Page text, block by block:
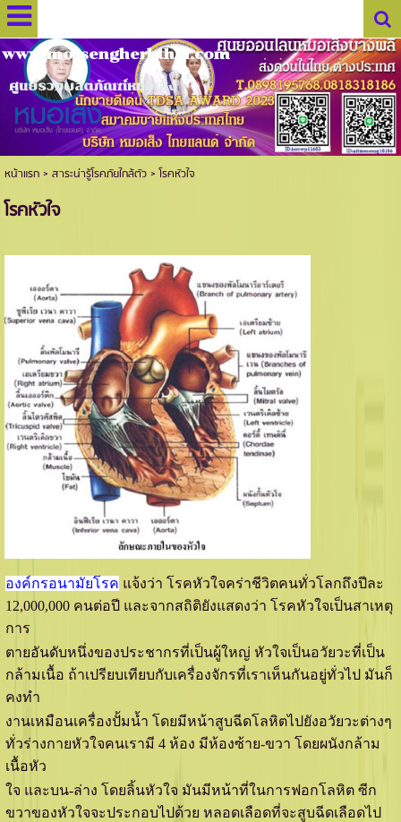
www.morsengherbthai.com
ศูนย์รวมผลิตภัณฑ์หมอเส็ง
หน้าแรก> สาระน่ารู้โรคภัยใกล้ตัว>โรคหัวใจ
โรคหัวใจ
องค์กรอนามัยโรค แจ้งว่า โรคหัวใจคร่าชีวิตคนทั่วโลกถึงปีละ
12,000,000 คนต่อปี และจากสถิติยังแสดงว่า โรคหัวใจเป็นสาเหตุ
การ
ตายอันดับหนึ่งของประชากรที่เป็นผู้ใหญ่ หัวใจเป็นอวัยวะที่เป็น
กล้ามเนื้อ ถ้าเปรียบเทียบกับเครื่องจักรที่เราเห็นกันอยู่ทั่วไป มันก็
คงทำ
งานเหมือนเครื่องปั้มนํ้า โดยมีหน้าสูบฉีดโลหิตไปยังอวัยวะต่างๆ
ทั่วร่างกายหัวใจคนเรามี 4 ห้อง มีห้องซ้าย-ขวา โดยผนังกล้าม
เนื้อหัว
ใจ และบน-ล่าง โดยลิ้นหัวใจ มันมีหน้าที่ในการฟอกโลหิต ซีก
ขวาของหัวใจจะประกอบไปด้วย หลอดเลือดที่จะสูบฉีดเลือดไป